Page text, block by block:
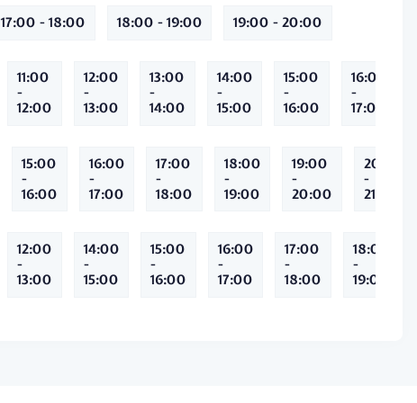
17:00 - 18:00 18:00 - 19:00 19:00 - 20:00
11:00
-
12:00
12:00
-
13:00
13:00
-
14:00
14:00
-
15:00
15:00
-
16:00
16:00
-
17:00
15:00
-
16:00
16:00
-
17:00
17:00
-
18:00
18:00
-
19:00
19:00
-
20:00
20:00
-
21:00
12:00
-
13:00
14:00
-
15:00
15:00
-
16:00
16:00
-
17:00
17:00
-
18:00
18:00
-
19:00